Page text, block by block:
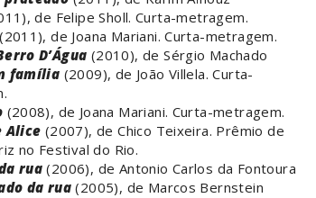
de Felipe Sholl. Curta-metragem.
(2011), de Joana Mariani. Curta-metragem.
D’Água (2010), de Sérgio Machado
família (2009), de João Villela. Curta-
(2008), de Joana Mariani. Curta-metragem.
Alice (2007), de Chico Teixeira. Prêmio de
no Festival do Rio.
rua (2006), de Antonio Carlos da Fontoura
da rua (2005), de Marcos Bernstein